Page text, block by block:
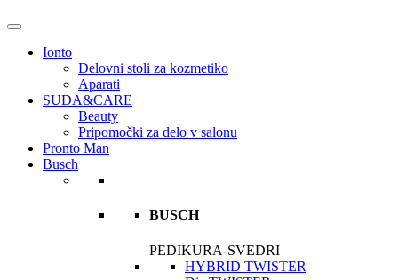
Ionto
Delovni stoli za kozmetiko
Aparati
SUDA&CARE
Beauty
Pripomočki za delo v salonu
Pronto Man
Busch
BUSCH
PEDIKURA-SVEDRI
HYBRID TWISTER